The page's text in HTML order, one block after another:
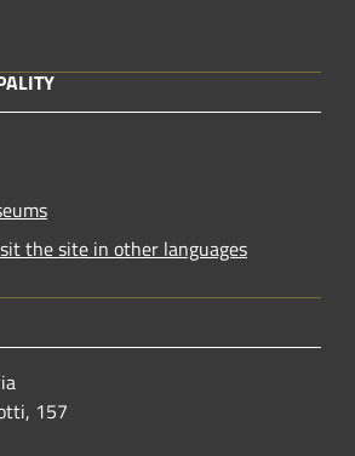
the site in other languages
157